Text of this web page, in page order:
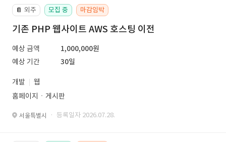
📔 외주 모집 중 마감임박
기존 PHP 웹사이트 AWS 호스팅 이전
예상 금액
1,000,000원
예상 기간
30일
개발
웹
홈페이지ㆍ게시판
서울특별시 · 등록일자 2026.07.28.